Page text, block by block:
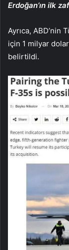
Erdoğan’ın ilk
Ayrıca, ABD’nin
için 1 milyar
belirtildi.